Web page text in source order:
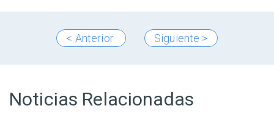
< Anterior Siguiente >
Noticias Relacionadas